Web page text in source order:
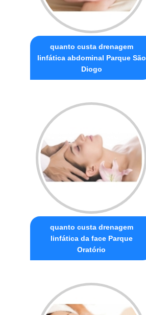
quanto custa drenagem
linfática abdominal Parque São
Diogo
quanto custa drenagem
linfática da face Parque
Oratório